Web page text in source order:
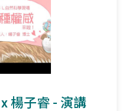
楊子睿 - 演講